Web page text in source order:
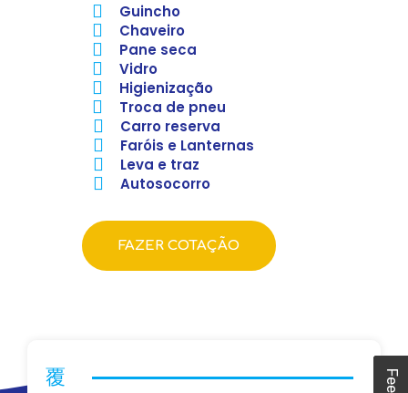
Guincho
Chaveiro
Pane seca
Vidro
Higienização
Troca de pneu
Carro reserva
Faróis e Lanternas
Leva e traz
Autosocorro
FAZER COTAÇÃO